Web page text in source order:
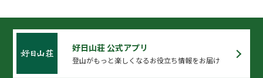
好日山荘 公式アプリ
登山がもっと楽しくなるお役立ち情報をお届け